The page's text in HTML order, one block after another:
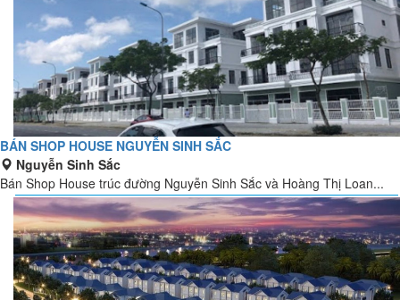
BÁN SHOP HOUSE NGUYỄN SINH SẮC
Nguyễn Sinh Sắc
Bán Shop House trúc đường Nguyễn Sinh Sắc và Hoàng Thị Loan...